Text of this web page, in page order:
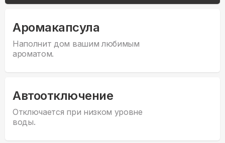
Аромакапсула
Наполнит дом вашим любимым
ароматом.
Автоотключение
Отключается при низком уровне
воды.